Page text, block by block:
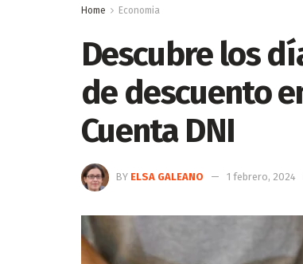
Home Economia
Descubre los
de descuento
Cuenta DNI
BY ELSA GALEANO 1 febrero, 2024